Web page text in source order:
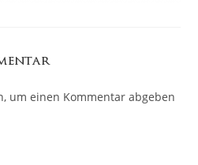
um einen Kommentar abgeben